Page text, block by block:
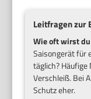
Leitfragen zur
Wie oft wirst
Saisongerät für
täglich?
Verschleiß. Bei
Schutz eher.